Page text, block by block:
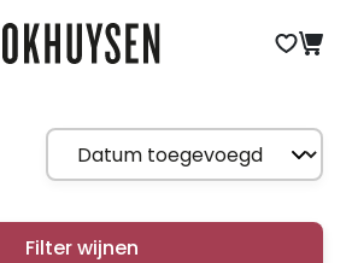
Filter wijnen